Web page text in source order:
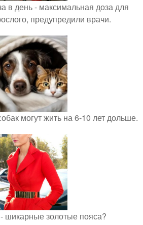
в день - максимальная доза для
предупредили врачи.
могут жить на 6-10 лет дольше.
шикарные золотые пояса?